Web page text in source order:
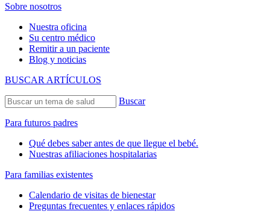
Sobre nosotros
Nuestra oficina
Su centro médico
Remitir a un paciente
Blog y noticias
BUSCAR ARTÍCULOS
Buscar
Para futuros padres
Qué debes saber antes de que llegue el bebé.
Nuestras afiliaciones hospitalarias
Para familias existentes
Calendario de visitas de bienestar
Preguntas frecuentes y enlaces rápidos